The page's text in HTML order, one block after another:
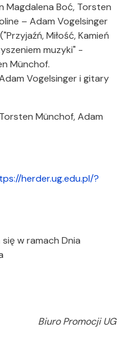
Magdalena Boć, Torsten
– Adam Vogelsinger
Miłość, Kamień
muzyki" -
Münchof.
Vogelsinger i gitary
Münchof, Adam
herder.ug.edu.pl/?
w ramach Dnia
Biuro Promocji UG